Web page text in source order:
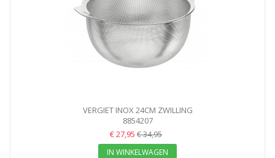
VERGIET INOX 24CM ZWILLING
8854207
€ 27,95 € 34,95
IN WINKELWAGEN